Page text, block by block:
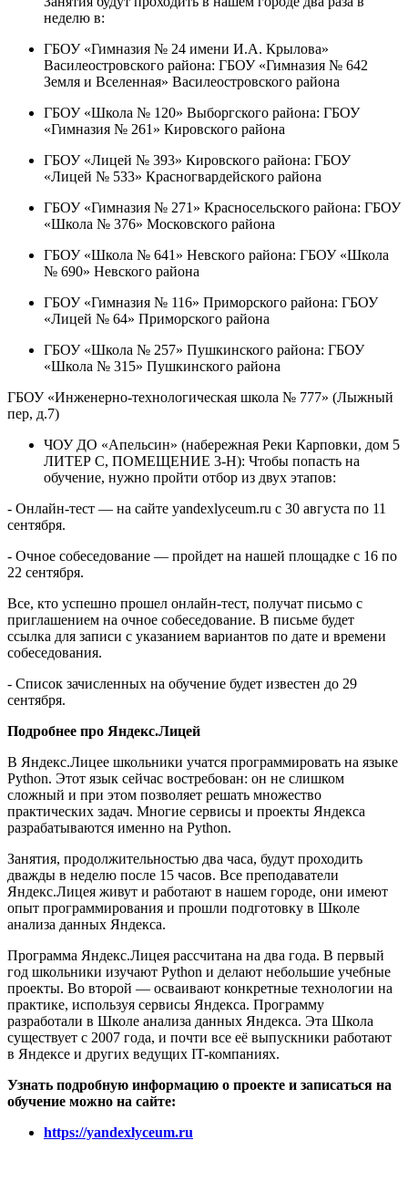
неделю в:
ГБОУ «Гимназия № 24 имени И.А. Крылова»
Василеостровского района: ГБОУ «Гимназия № 642
Земля и Вселенная» Василеостровского района
ГБОУ «Школа № 120» Выборгского района: ГБОУ
«Гимназия № 261» Кировского района
ГБОУ «Лицей № 393» Кировского района: ГБОУ
«Лицей № 533» Красногвардейского района
ГБОУ «Гимназия № 271» Красносельского района: ГБОУ
«Школа № 376» Московского района
ГБОУ «Школа № 641» Невского района: ГБОУ «Школа
№ 690» Невского района
ГБОУ «Гимназия № 116» Приморского района: ГБОУ
«Лицей № 64» Приморского района
ГБОУ «Школа № 257» Пушкинского района: ГБОУ
«Школа № 315» Пушкинского района
ГБОУ «Инженерно-технологическая школа № 777» (Лыжный
пер, д.7)
ЧОУ ДО «Апельсин» (набережная Реки Карповки, дом 5
ЛИТЕР С, ПОМЕЩЕНИЕ 3-Н): Чтобы попасть на
обучение, нужно пройти отбор из двух этапов:
- Онлайн-тест — на сайте yandexlyceum.ru с 30 августа по 11
сентября.
- Очное собеседование — пройдет на нашей площадке с 16 по
22 сентября.
Все, кто успешно прошел онлайн-тест, получат письмо с
приглашением на очное собеседование. В письме будет
ссылка для записи с указанием вариантов по дате и времени
собеседования.
- Список зачисленных на обучение будет известен до 29
сентября.
Подробнее про Яндекс.Лицей
В Яндекс.Лицее школьники учатся программировать на языке
Python. Этот язык сейчас востребован: он не слишком
сложный и при этом позволяет решать множество
практических задач. Многие сервисы и проекты Яндекса
разрабатываются именно на Python.
Занятия, продолжительностью два часа, будут проходить
дважды в неделю после 15 часов. Все преподаватели
Яндекс.Лицея живут и работают в нашем городе, они имеют
опыт программирования и прошли подготовку в Школе
анализа данных Яндекса.
Программа Яндекс.Лицея рассчитана на два года. В первый
год школьники изучают Python и делают небольшие учебные
проекты. Во второй — осваивают конкретные технологии на
практике, используя сервисы Яндекса. Программу
разработали в Школе анализа данных Яндекса. Эта Школа
существует с 2007 года, и почти все её выпускники работают
в Яндексе и других ведущих IT-компаниях.
Узнать подробную информацию о проекте и записаться на
обучение можно на сайте:
https://yandexlyceum.ru